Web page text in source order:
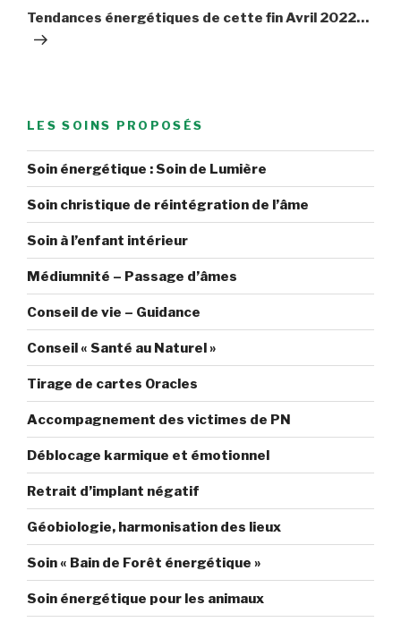
suivant
Tendances énergétiques de cette fin Avril 2022…
LES SOINS PROPOSÉS
Soin énergétique : Soin de Lumière
Soin christique de réintégration de l’âme
Soin à l’enfant intérieur
Médiumnité – Passage d’âmes
Conseil de vie – Guidance
Conseil « Santé au Naturel »
Tirage de cartes Oracles
Accompagnement des victimes de PN
Déblocage karmique et émotionnel
Retrait d’implant négatif
Géobiologie, harmonisation des lieux
Soin « Bain de Forêt énergétique »
Soin énergétique pour les animaux